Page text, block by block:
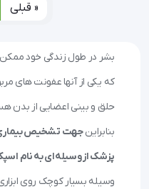
« قبلی
بشر در طول زندگی خود ممکن
که یکی از آنها عفونت های
حلق و بینی اعضایی از بدن
بنابراینجهت تشخیص
پزشک از وسیله‌ای به نام
وسیله بسیار کوچک روی